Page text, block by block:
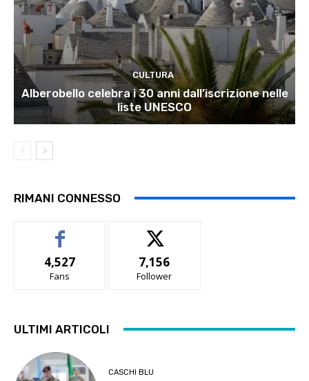
CULTURA
Alberobello celebra i 30 anni dall’iscrizione nelle
liste UNESCO
RIMANI CONNESSO
4,527
Fans
7,156
Follower
ULTIMI ARTICOLI
CASCHI BLU